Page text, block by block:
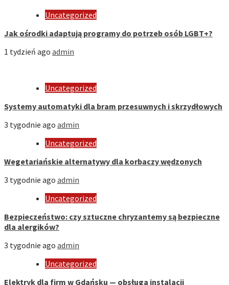
Uncategorized
Jak ośrodki adaptują programy do potrzeb osób LGBT+?
1 tydzień ago admin
Uncategorized
Systemy automatyki dla bram przesuwnych i skrzydłowych
3 tygodnie ago admin
Uncategorized
Wegetariańskie alternatywy dla korbaczy wędzonych
3 tygodnie ago admin
Uncategorized
Bezpieczeństwo: czy sztuczne chryzantemy są bezpieczne
dla alergików?
3 tygodnie ago admin
Uncategorized
Elektryk dla firm w Gdańsku — obsługa instalacji